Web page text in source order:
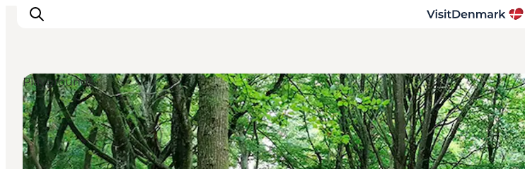
Inspiration
Resmål
Aktiviteter
Playgrounds